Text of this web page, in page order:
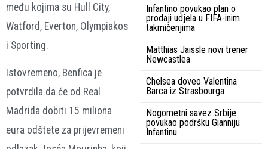
među kojima su Hull City,
Watford, Everton, Olympiakos
i Sporting.
Istovremeno, Benfica je
potvrdila da će od Real
Madrida dobiti 15 miliona
eura odštete za prijevremeni
Infantino povukao plan o
prodaji udjela u FIFA-inim
takmičenjima
Matthias Jaissle novi trener
Newcastlea
Chelsea doveo Valentina
Barca iz Strasbourga
Nogometni savez Srbije
povukao podršku Gianniju
Infantinu